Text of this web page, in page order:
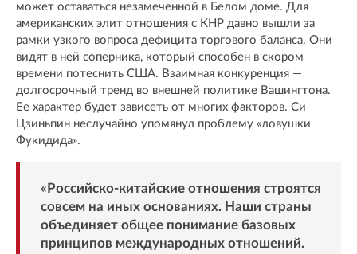
может оставаться незамеченной в Белом доме. Для
американских элит отношения с КНР давно вышли за
рамки узкого вопроса дефицита торгового баланса. Они
видят в ней соперника, который способен в скором
времени потеснить США. Взаимная конкуренция —
долгосрочный тренд во внешней политике Вашингтона.
Ее характер будет зависеть от многих факторов. Си
Цзиньпин неслучайно упомянул проблему «ловушки
Фукидида».
«Российско-китайские отношения строятся
совсем на иных основаниях. Наши страны
объединяет общее понимание базовых
принципов международных отношений.